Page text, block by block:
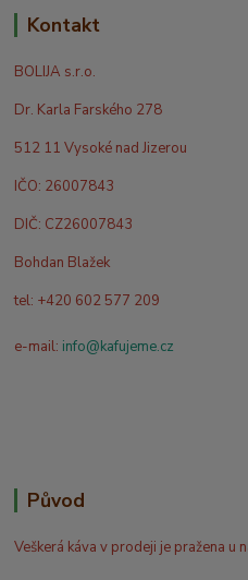
Kontakt
BOLIJA s.r.o.
Dr. Karla Farského 278
512 11 Vysoké nad Jizerou
IČO: 26007843
DIČ: CZ26007843
Bohdan Blažek
tel: +420 602 577 209
e-mail: info@kafujeme.cz
Původ
Veškerá káva v prodeji je pražena u